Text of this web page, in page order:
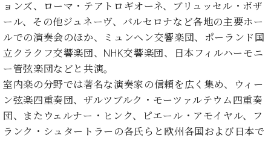
フ
タ
ー
ー
ビ
ス
(調
律)
ョンズ、ローマ・テアトロギオーネ、ブリュッセル・ボザ
ール、その他ジュネーヴ、バルセロナなど各地の主要ホー
ルでの演奏会のほか、ミュンヘン交響楽団、ポーランド国
立クラクフ交響楽団、NHK交響楽団、日本フィルハーモニ
ー管弦楽団などと共演。
室内楽の分野では著名な演奏家の信頼を広く集め、ウィー
ン弦楽四重奏団、ザルツブルク・モーツァルテウム四重奏
団、またウェルナー・ヒンク、ピエール・アモイヤル、フ
ランク・シュタートラーの各氏らと欧州各国および日本で